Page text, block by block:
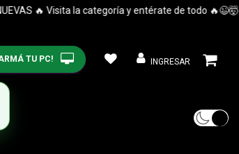
🔥 Visita la categoría y entérate de todo 🔥😉🤯
TU PC! INGRESAR